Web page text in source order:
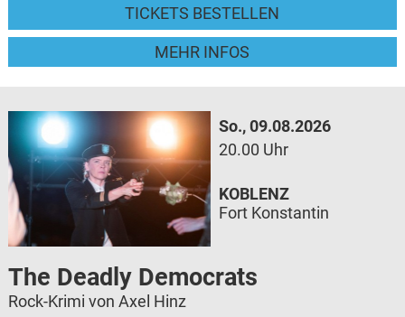
TICKETS BESTELLEN
MEHR INFOS
So., 09.08.2026
20.00 Uhr
The Deadly Democrats
Rock-Krimi von Axel Hinz
KOBLENZ
Fort Konstantin